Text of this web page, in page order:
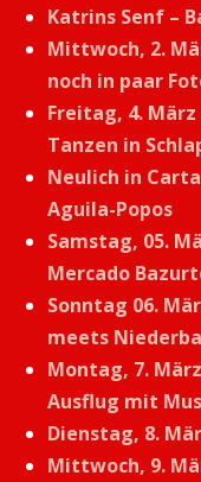
Katrins Senf –
Mittwoch, 2.
noch in paar
Freitag, 4.
Tanzen in
Neulich in
Aguila-Popos
Samstag, 05.
Mercado
Sonntag 06.
meets
Montag, 7.
Ausflug mit
Dienstag, 8.
Mittwoch, 9.